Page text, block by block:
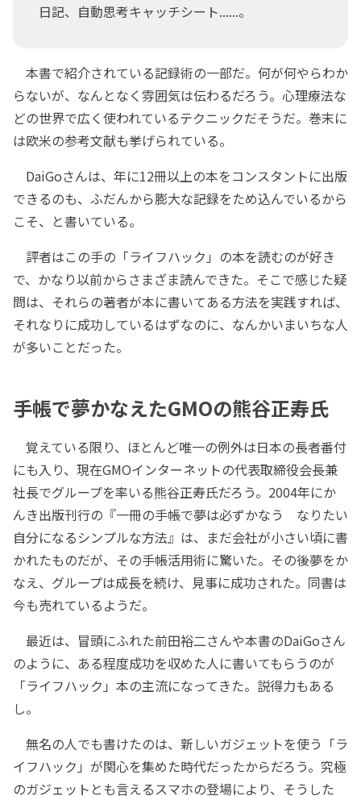
日記、自動思考キャッチシート......。
本書で紹介されている記録術の一部だ。何が何やらわか
らないが、なんとなく雰囲気は伝わるだろう。心理療法な
どの世界で広く使われているテクニックだそうだ。巻末に
は欧米の参考文献も挙げられている。
DaiGoさんは、年に12冊以上の本をコンスタントに出版
できるのも、ふだんから膨大な記録をため込んでいるから
こそ、と書いている。
評者はこの手の「ライフハック」の本を読むのが好き
で、かなり以前からさまざま読んできた。そこで感じた疑
問は、それらの著者が本に書いてある方法を実践すれば、
それなりに成功しているはずなのに、なんかいまいちな人
が多いことだった。
手帳で夢かなえたGMOの熊谷正寿氏
覚えている限り、ほとんど唯一の例外は日本の長者番付
にも入り、現在GMOインターネットの代表取締役会長兼
社長でグループを率いる熊谷正寿氏だろう。2004年にか
んき出版刊行の『一冊の手帳で夢は必ずかなう なりたい
自分になるシンプルな方法』は、まだ会社が小さい頃に書
かれたものだが、その手帳活用術に驚いた。その後夢をか
なえ、グループは成長を続け、見事に成功された。同書は
今も売れているようだ。
最近は、冒頭にふれた前田裕二さんや本書のDaiGoさん
のように、ある程度成功を収めた人に書いてもらうのが
「ライフハック」本の主流になってきた。説得力もある
し。
無名の人でも書けたのは、新しいガジェットを使う「ラ
イフハック」が関心を集めた時代だったからだろう。究極
のガジェットとも言えるスマホの登場により、そうした